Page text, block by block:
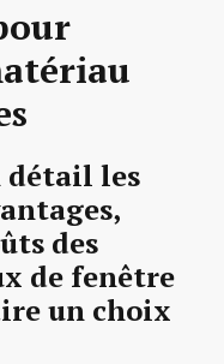
détail les
des
de fenêtre
un choix